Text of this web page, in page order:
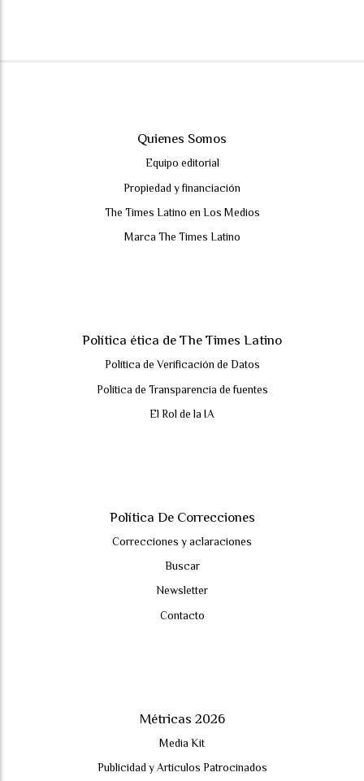
Quienes Somos
Equipo editorial
Propiedad y financiación
The Times Latino en Los Medios
Marca The Times Latino
Política ética de The Times Latino
Política de Verificación de Datos
Política de Transparencia de fuentes
El Rol de la IA
Política De Correcciones
Correcciones y aclaraciones
Buscar
Newsletter
Contacto
Métricas 2026
Media Kit
Publicidad y Artículos Patrocinados